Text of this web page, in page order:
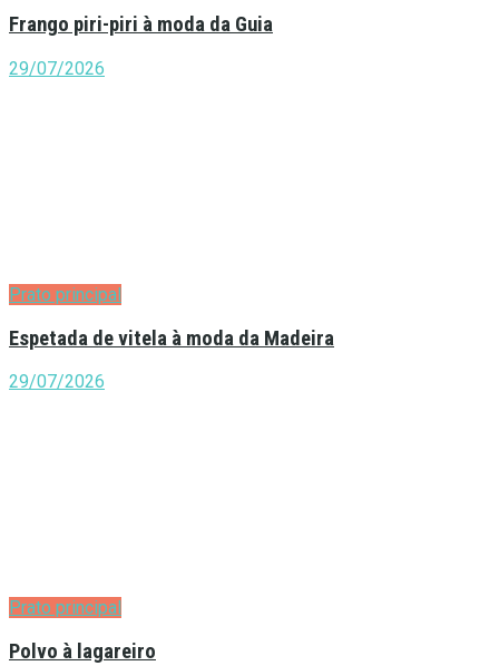
Frango piri-piri à moda da Guia
29/07/2026
Prato principal
Espetada de vitela à moda da Madeira
29/07/2026
Prato principal
Polvo à lagareiro